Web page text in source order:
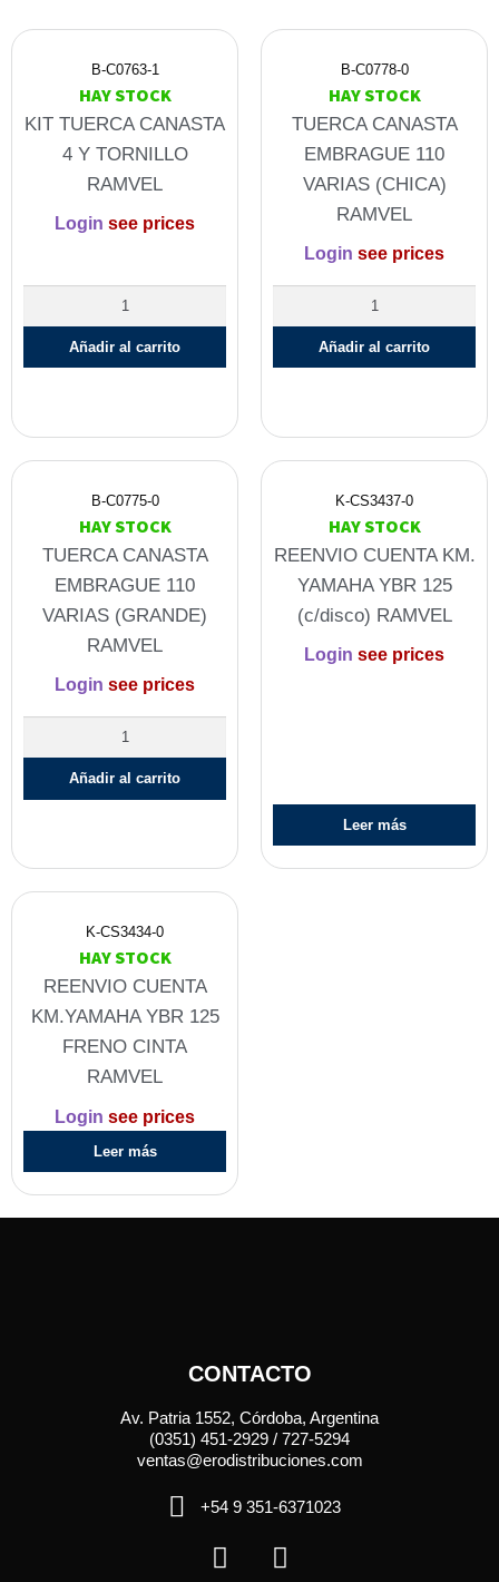
B-C0763-1
HAY STOCK
KIT TUERCA CANASTA
4 Y TORNILLO
RAMVEL
Login see prices
Añadir al carrito
B-C0778-0
HAY STOCK
TUERCA CANASTA
EMBRAGUE 110
VARIAS (CHICA)
RAMVEL
Login see prices
Añadir al carrito
B-C0775-0
HAY STOCK
TUERCA CANASTA
EMBRAGUE 110
VARIAS (GRANDE)
RAMVEL
Login see prices
Añadir al carrito
K-CS3437-0
HAY STOCK
REENVIO CUENTA KM.
YAMAHA YBR 125
(c/disco) RAMVEL
Login see prices
Leer más
K-CS3434-0
HAY STOCK
REENVIO CUENTA
KM.YAMAHA YBR 125
FRENO CINTA
RAMVEL
Login see prices
Leer más
CONTACTO
Av. Patria 1552, Córdoba, Argentina
(0351) 451-2929 / 727-5294
ventas@erodistribuciones.com
+54 9 351-6371023